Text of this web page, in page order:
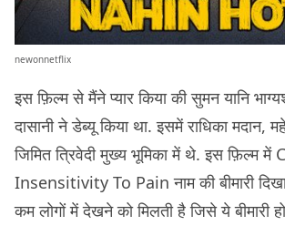
newonnetflix
इस फ़िल्म से मैंने प्यार किया की सुमन यानि
दासानी ने डेब्यू किया था. इसमें राधिका
जिमित त्रिवेदी मुख्य भूमिका में थे. इस फ़िल्म
Insensitivity To Pain नाम की बीमारी
कम लोगों में देखने को मिलती है जिसे ये बीमारी